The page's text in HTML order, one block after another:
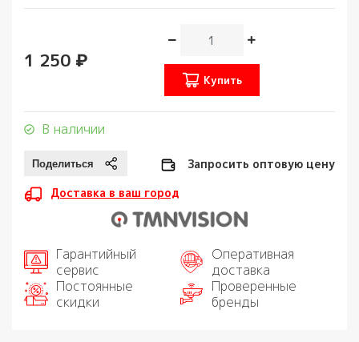
1 250 ₽
Купить
В наличии
Запросить оптовую цену
Доставка в ваш город
Гарантийный
сервис
Оперативная
доставка
Постоянные
скидки
Проверенные
бренды